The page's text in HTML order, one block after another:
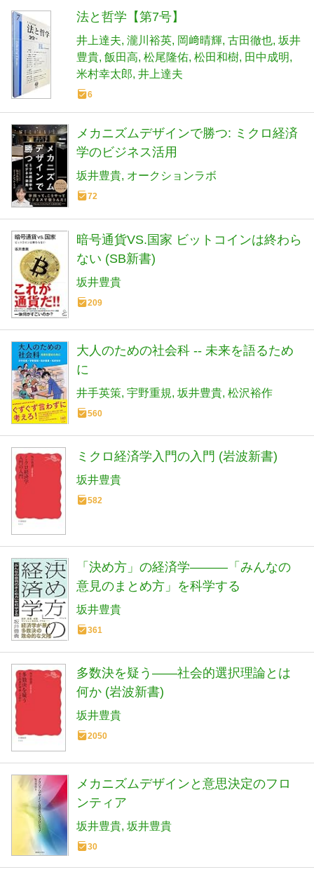
法と哲学【第7号】
井上達夫 瀧川裕英 岡﨑晴輝 古田徹也 坂井
豊貴 飯田高 松尾隆佑 松田和樹 田中成明
米村幸太郎 井上達夫
6
メカニズムデザインで勝つ: ミクロ経済
学のビジネス活用
坂井豊貴 オークションラボ
72
暗号通貨VS.国家 ビットコインは終わら
ない (SB新書)
坂井豊貴
209
大人のための社会科 -- 未来を語るため
に
井手英策 宇野重規 坂井豊貴 松沢裕作
560
ミクロ経済学入門の入門 (岩波新書)
坂井豊貴
582
「決め方」の経済学―――「みんなの
意見のまとめ方」を科学する
坂井豊貴
361
多数決を疑う――社会的選択理論とは
何か (岩波新書)
坂井豊貴
2050
メカニズムデザインと意思決定のフロ
ンティア
坂井豊貴 坂井豊貴
30